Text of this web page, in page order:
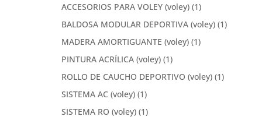
ACCESORIOS PARA VOLEY (voley) (1)
BALDOSA MODULAR DEPORTIVA (voley) (1)
MADERA AMORTIGUANTE (voley) (1)
PINTURA ACRÍLICA (voley) (1)
ROLLO DE CAUCHO DEPORTIVO (voley) (1)
SISTEMA AC (voley) (1)
SISTEMA RO (voley) (1)